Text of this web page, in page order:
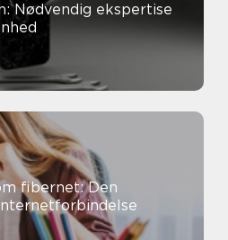
Nødvendig ekspertise
Den